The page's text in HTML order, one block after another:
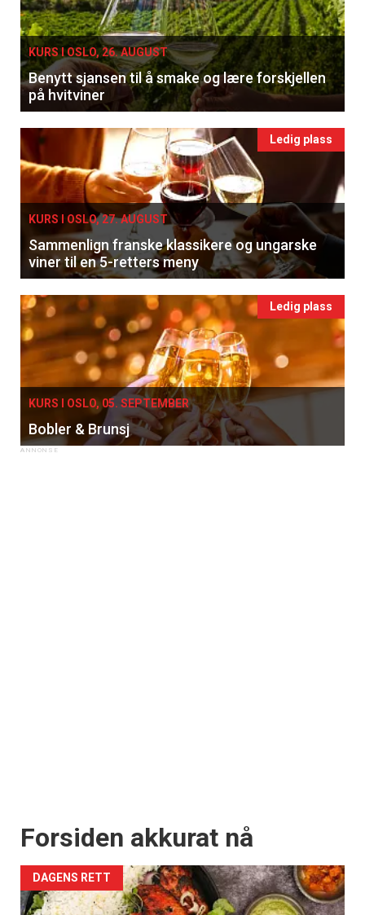
KURS I OSLO, 26. AUGUST
Benytt sjansen til å smake og lære forskjellen
på hvitviner
Ledig plass
KURS I OSLO, 27. AUGUST
Sammenlign franske klassikere og ungarske
viner til en 5-retters meny
Ledig plass
KURS I OSLO, 05. SEPTEMBER
Bobler & Brunsj
Forsiden akkurat nå
DAGENS RETT